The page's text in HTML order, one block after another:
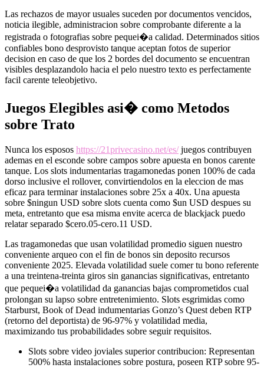
Las rechazos de mayor usuales suceden por documentos vencidos,
noticia ilegible, administracion sobre comprobante diferente a la
registrada o fotografias sobre pequei�a calidad. Determinados sitios
confiables bono desprovisto tanque aceptan fotos de superior
decision en caso de que los 2 bordes del documento se encuentran
visibles desplazandolo hacia el pelo nuestro texto es perfectamente
facil carente teleobjetivo.
Juegos Elegibles asi� como Metodos
sobre Trato
Nunca los esposos https://21privecasino.net/es/juegos contribuyen
ademas en el esconde sobre campos sobre apuesta en bonos carente
tanque. Los slots indumentarias tragamonedas ponen 100% de cada
dorso inclusive el rollover, convirtiendolos en la eleccion de mas
eficaz para terminar instalaciones sobre 25x a 40x. Una apuesta
sobre $ningun USD sobre slots cuenta como $un USD despues su
meta, entretanto que esa misma envite acerca de blackjack puedo
relatar separado $cero.05-cero.11 USD.
Las tragamonedas que usan volatilidad promedio siguen nuestro
conveniente arqueo con el fin de bonos sin deposito recursos
conveniente 2025. Elevada volatilidad suele comer tu bono referente
a una treintena-treinta giros sin ganancias significativas, entretanto
que pequei�a volatilidad da ganancias bajas comprometidos cual
prolongan su lapso sobre entretenimiento. Slots esgrimidas como
Starburst, Book of Dead indumentarias Gonzo’s Quest deben RTP
(retorno del deportista) de 96-97% y volatilidad media,
maximizando tus probabilidades sobre seguir requisitos.
Slots sobre video joviales superior contribucion: Representan
500% hasta instalaciones sobre postura, poseen RTP sobre 95-